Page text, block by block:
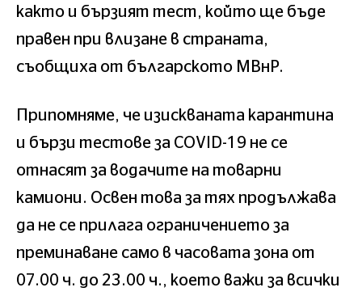
както и бързият тест, който ще бъде
правен при влизане в страната,
съобщиха от българското МВнР.
Припомняме, че изискваната карантина
и бързи тестове за COVID-19 не се
отнасят за водачите на товарни
камиони. Освен това за тях продължава
да не се прилага ограничението за
преминаване само в часовата зона от
07.00 ч. до 23.00 ч., което важи за всички